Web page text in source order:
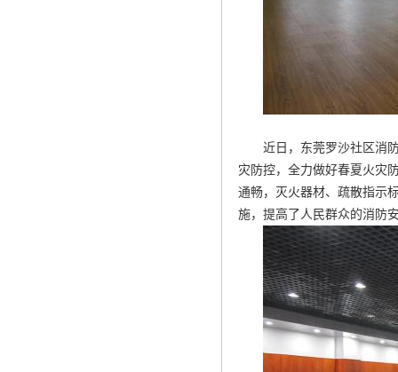
近日，东莞罗沙社区消
灾防控，全力做好春夏火灾
通畅，灭火器材、疏散指示
施，提高了人民群众的消防